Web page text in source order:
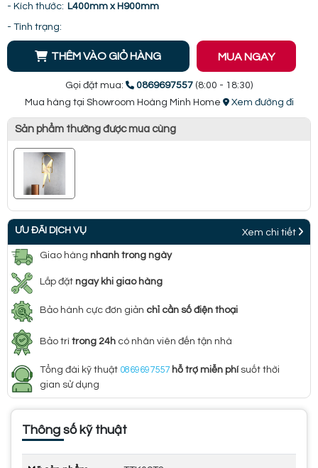
- Kích thước: L400mm x H900mm
- Tình trạng:
THÊM VÀO GIỎ HÀNG MUA NGAY
Gọi đặt mua: 0869697557 (8:00 - 18:30)
Mua hàng tại Showroom Hoàng Minh Home
Xem đường đi
Sản phẩm thường được mua cùng
ƯU ĐÃI DỊCH VỤ Xem chi tiết
Giao hàng nhanh trong ngày
Lắp đặt ngay khi giao hàng
Bảo hành cực đơn giản chỉ cần số điện thoại
Bảo trì trong 24h có nhân viên đến tận nhà
Tổng đài kỹ thuật 0869697557 hỗ trợ miễn phí suốt thời
gian sử dụng
Thông số kỹ thuật